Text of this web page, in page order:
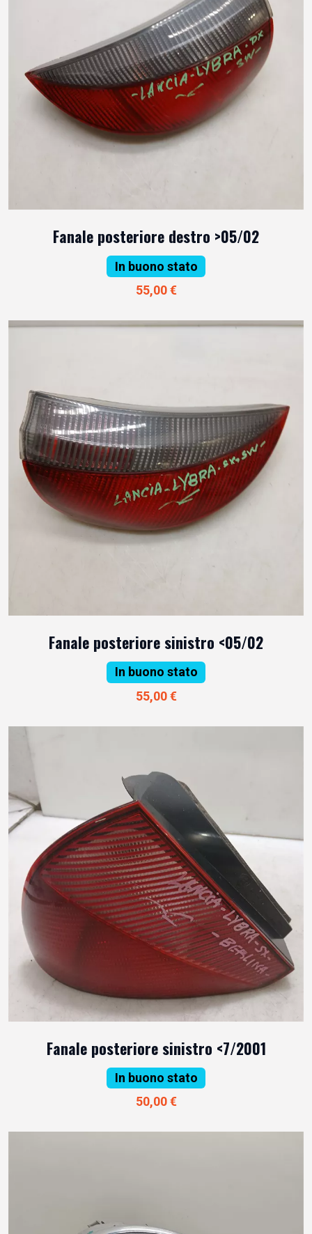
Fanale posteriore destro >05/02
In buono stato
55,00 €
Fanale posteriore sinistro <05/02
In buono stato
55,00 €
Fanale posteriore sinistro <7/2001
In buono stato
50,00 €